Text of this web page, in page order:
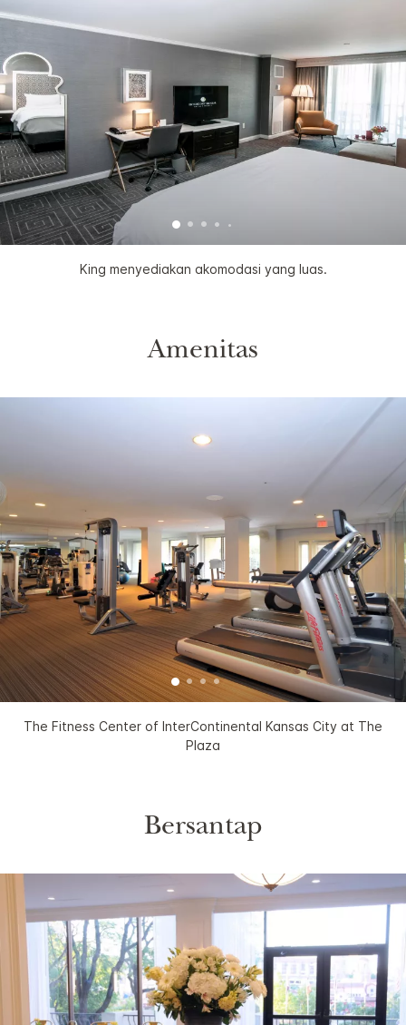
King menyediakan akomodasi yang luas.
Amenitas
The Fitness Center of InterContinental Kansas City at The
Plaza
Bersantap